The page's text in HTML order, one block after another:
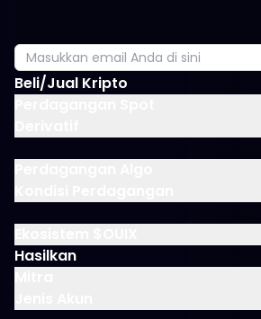
Beli/Jual Kripto
Hasilkan